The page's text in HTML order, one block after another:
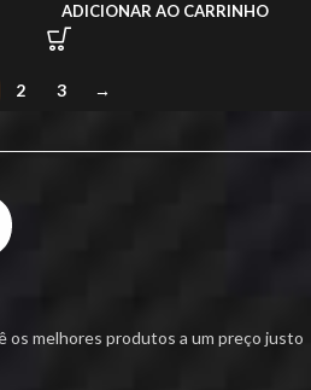
ADICIONAR AO CARRINHO
2 3 →
os melhores produtos a um preço justo